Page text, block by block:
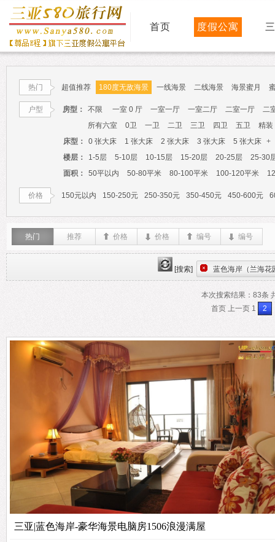
首页 度假公寓
热门 超值推荐 180度无敌海景 一线海景 二线海景 海景蜜月
户型 房型： 不限 一室 0 厅 一室一厅 一室二厅 二室一厅
二
所有六室
0卫 一卫 二卫 三卫 四卫 五卫
精装
床型：
0 张大床 1 张大床 2 张大床 3 张大床 5 张大床 +
楼层：
1-5层 5-10层 10-15层 15-20层 20-25层
25-30
面积：
50平以内 50-80平米 80-100平米 100-120平米
价格 150元以内 150-250元 250-350元 350-450元 450-600元
热门 推荐 价格 价格 编号 编号
[搜索] 蓝色海岸（兰海花
本次搜索结果：83条
首页 上一页 1
2
三亚|蓝色海岸-豪华海景电脑房1506浪漫满屋